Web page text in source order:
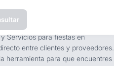
Servicios para fiestas en
entre clientes y proveedores.
herramienta para que encuentres